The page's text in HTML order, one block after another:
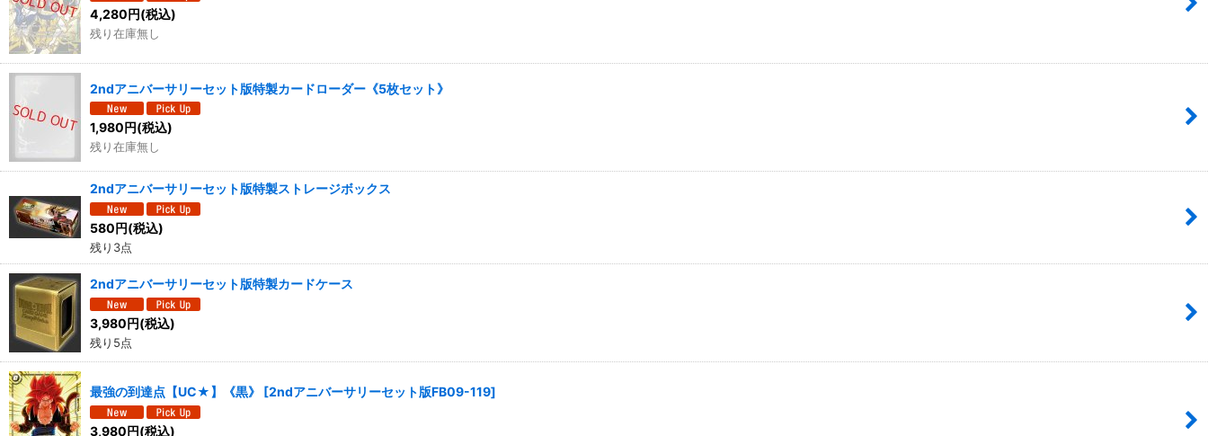
4,280円(税込)
残り在庫無し
2ndアニバーサリーセット版特製カードローダー《5枚セット》
1,980円(税込)
残り在庫無し
2ndアニバーサリーセット版特製ストレージボックス
580円(税込)
残り3点
2ndアニバーサリーセット版特製カードケース
3,980円(税込)
残り5点
最強の到達点【UC★】《黒》 [2ndアニバーサリーセット版FB09-119]
3,980円(税込)